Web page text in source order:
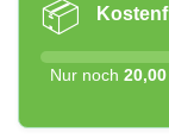
📦
Nur noch